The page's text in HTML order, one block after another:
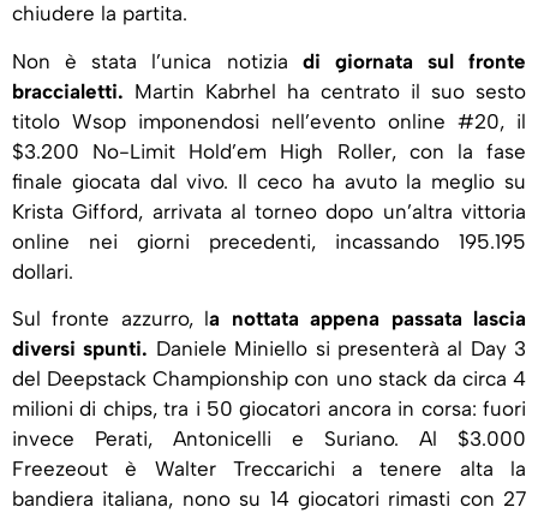
chiudere la partita.
Non è stata l’unica notizia di giornata sul fronte
braccialetti. Martin Kabrhel ha centrato il suo sesto
titolo Wsop imponendosi nell’evento online #20, il
$3.200 No-Limit Hold’em High Roller, con la fase
finale giocata dal vivo. Il ceco ha avuto la meglio su
Krista Gifford, arrivata al torneo dopo un’altra vittoria
online nei giorni precedenti, incassando 195.195
dollari.
Sul fronte azzurro, la nottata appena passata lascia
diversi spunti. Daniele Miniello si presenterà al Day 3
del Deepstack Championship con uno stack da circa 4
milioni di chips, tra i 50 giocatori ancora in corsa: fuori
invece Perati, Antonicelli e Suriano. Al $3.000
Freezeout è Walter Treccarichi a tenere alta la
bandiera italiana, nono su 14 giocatori rimasti con 27